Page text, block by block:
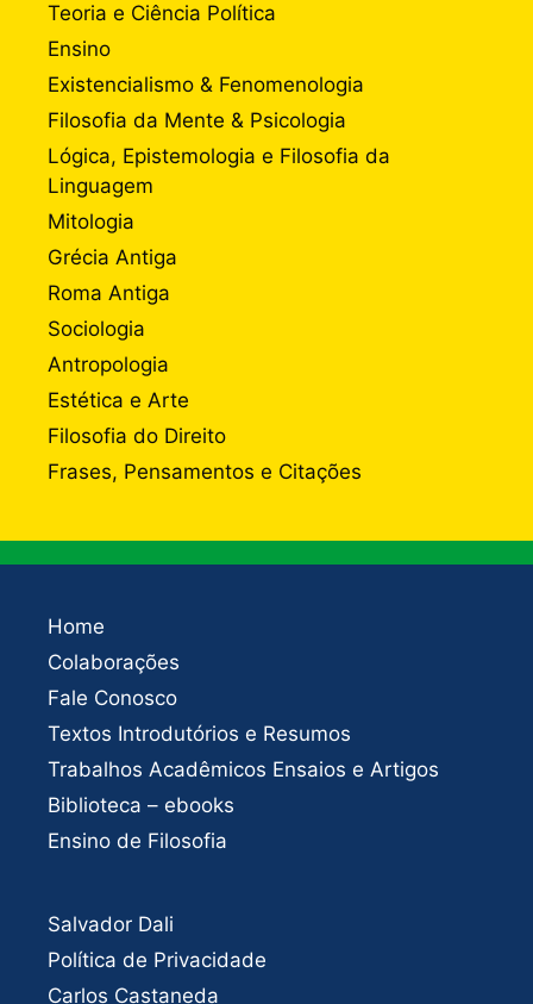
Teoria e Ciência Política
Ensino
Existencialismo & Fenomenologia
Filosofia da Mente & Psicologia
Lógica, Epistemologia e Filosofia da
Linguagem
Mitologia
Grécia Antiga
Roma Antiga
Sociologia
Antropologia
Estética e Arte
Filosofia do Direito
Frases, Pensamentos e Citações
Home
Colaborações
Fale Conosco
Textos Introdutórios e Resumos
Trabalhos Acadêmicos Ensaios e Artigos
Biblioteca – ebooks
Ensino de Filosofia
Salvador Dali
Política de Privacidade
Carlos Castaneda